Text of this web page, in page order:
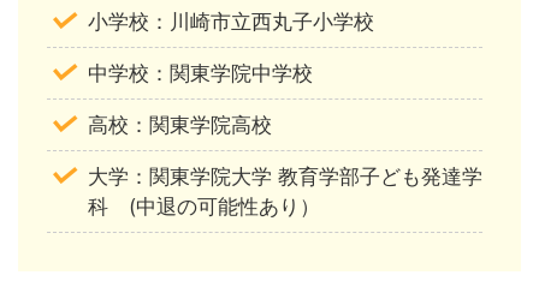
小学校：川崎市立西丸子小学校
中学校：関東学院中学校
高校：関東学院高校
大学：関東学院大学 教育学部子ども発達学
科 (中退の可能性あり）